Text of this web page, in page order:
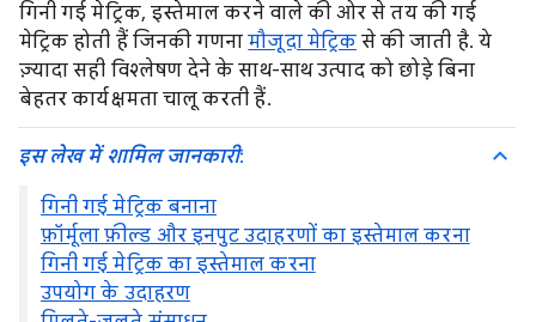
गिनी गई मेट्रिक, इस्तेमाल करने वाले की ओर से तय की गई
मेट्रिक होती हैं जिनकी गणनामौजूदा मेट्रिकसे की जाती है. ये
ज़्यादा सही विश्लेषण देने के साथ-साथ उत्पाद को छोड़े बिना
बेहतर कार्यक्षमता चालू करती हैं.
इस लेख में शामिल जानकारी:
गिनी गई मेट्रिक बनाना
फ़ॉर्मूला फ़ील्ड और इनपुट उदाहरणों का इस्तेमाल करना
गिनी गई मेट्रिक का इस्तेमाल करना
उपयोग के उदाहरण